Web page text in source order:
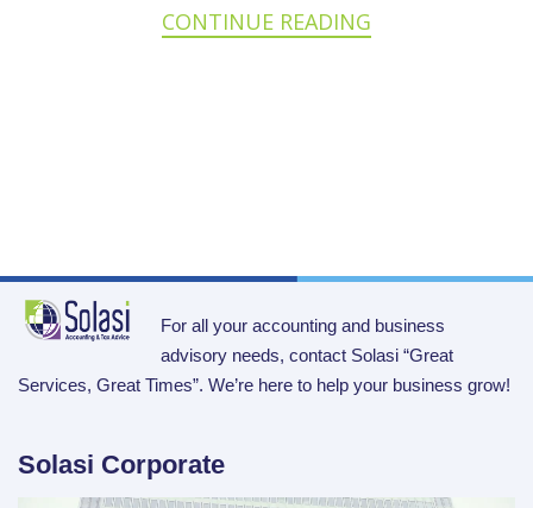
CONTINUE READING
For all your accounting and business
advisory needs, contact Solasi “Great
Services, Great Times”. We’re here to help your business grow!
Solasi Corporate